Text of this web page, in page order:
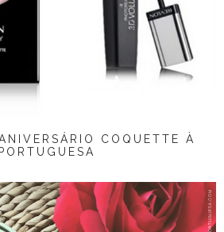
COQUETTE À
PORTUGUESA